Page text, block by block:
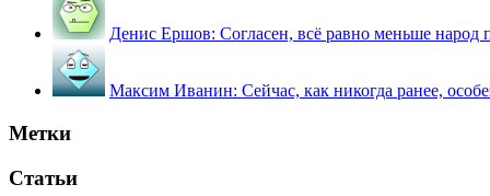
Денис Ершов: Согласен, всё равно меньше народ
Максим Иванин: Сейчас, как никогда ранее,
Метки
Статьи